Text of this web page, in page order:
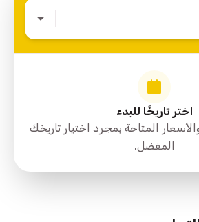
اختر تاريخًا للبدء
المتاحة بمجرد اختيار تاريخك
المفضل.